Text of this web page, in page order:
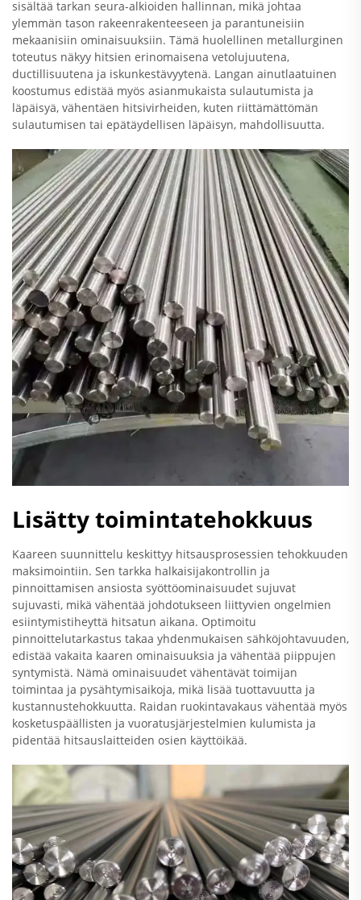
sisältää tarkan seura-alkioiden hallinnan, mikä johtaa
ylemmän tason rakeenrakenteeseen ja parantuneisiin
mekaanisiin ominaisuuksiin. Tämä huolellinen metallurginen
toteutus näkyy hitsien erinomaisena vetolujuutena,
ductillisuutena ja iskunkestävyytenä. Langan ainutlaatuinen
koostumus edistää myös asianmukaista sulautumista ja
läpäisyä, vähentäen hitsivirheiden, kuten riittämättömän
sulautumisen tai epätäydellisen läpäisyn, mahdollisuutta.
Lisätty toimintatehokkuus
Kaareen suunnittelu keskittyy hitsausprosessien tehokkuuden
maksimointiin. Sen tarkka halkaisijakontrollin ja
pinnoittamisen ansiosta syöttöominaisuudet sujuvat
sujuvasti, mikä vähentää johdotukseen liittyvien ongelmien
esiintymistiheyttä hitsatun aikana. Optimoitu
pinnoittelutarkastus takaa yhdenmukaisen sähköjohtavuuden,
edistää vakaita kaaren ominaisuuksia ja vähentää piippujen
syntymistä. Nämä ominaisuudet vähentävät toimijan
toimintaa ja pysähtymisaikoja, mikä lisää tuottavuutta ja
kustannustehokkuutta. Raidan ruokintavakaus vähentää myös
kosketuspäällisten ja vuoratusjärjestelmien kulumista ja
pidentää hitsauslaitteiden osien käyttöikää.